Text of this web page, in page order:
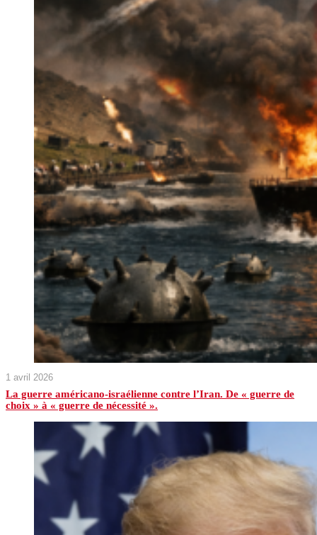
1 avril 2026
La guerre américano-israélienne contre l’Iran. De « guerre de
choix » à « guerre de nécessité ».